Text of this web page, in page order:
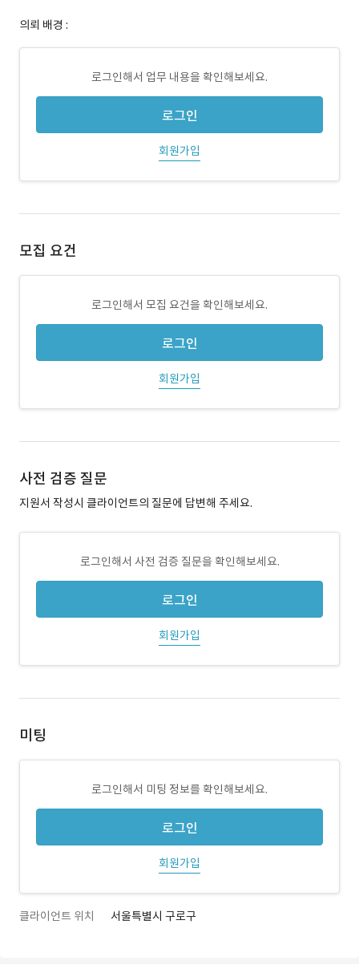
의뢰 배경 :
로그인해서 업무 내용을 확인해보세요.
로그인
회원가입
모집 요건
로그인해서 모집 요건을 확인해보세요.
로그인
회원가입
사전 검증 질문
지원서 작성시 클라이언트의 질문에 답변해 주세요.
로그인해서 사전 검증 질문을 확인해보세요.
로그인
회원가입
미팅
로그인해서 미팅 정보를 확인해보세요.
로그인
회원가입
클라이언트 위치 서울특별시 구로구